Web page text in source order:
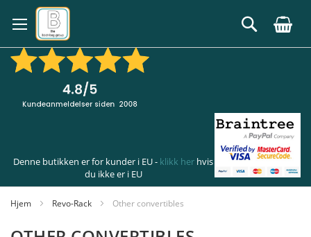
til
innhold
Denne butikken er for kunder i EU - klikk her hvis
du ikke er i EU
Hjem Revo-Rack Other convertibles